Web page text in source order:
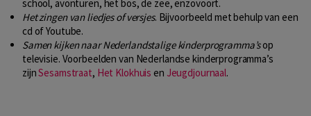
school, avonturen, het bos, de zee, enzovoort.
Het zingen van liedjes of versjes. Bijvoorbeeld met behulp van een
cd of Youtube.
Samen kijken naar Nederlandstalige kinderprogramma’sop
televisie. Voorbeelden van Nederlandse kinderprogramma’s
zijnSesamstraat, Het Klokhuisen Jeugdjournaal.